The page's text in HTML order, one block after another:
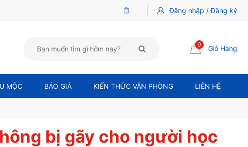
Đăng nhập / Đăng ký
0 Giỏ Hàng
MỘC BÁO GIÁ KIẾN THỨC VĂN PHÒNG LIÊN HỆ
bị gãy cho người học